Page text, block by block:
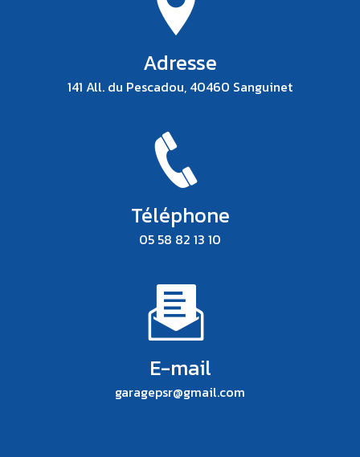
Adresse
141 All. du Pescadou, 40460 Sanguinet
Téléphone
05 58 82 13 10
E-mail
garagepsr@gmail.com